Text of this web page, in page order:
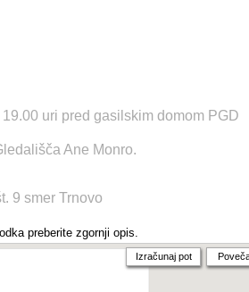
uri pred gasilskim domom PGD
Ane Monro.
9 smer Trnovo
preberite zgornji opis.
Izračunaj pot